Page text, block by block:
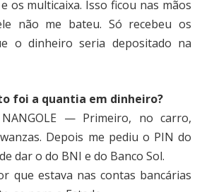
os multicaixa. Isso ficou nas mãos
não me bateu. Só recebeu os
o dinheiro seria depositado na
foi a quantia em dinheiro?
NANGOLE — Primeiro, no carro,
Depois me pediu o PIN do
dar o do BNI e do Banco Sol.
que estava nas contas bancárias